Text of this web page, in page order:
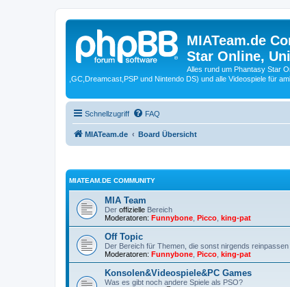
MIATeam.de
Star Online,
Alles rund um Phantasy Star
,GC,Dreamcast,PSP und Nintendo DS) und alle Videospiele für
Schnellzugriff FAQ
MIATeam.de Board Übersicht
MIATEAM.DE COMMUNITY
MIA Team
Der offizielle Bereich
Moderatoren: Funnybone Picco king-pat
Off Topic
Der Bereich für Themen, die sonst nirgends reinpassen
Moderatoren: Funnybone Picco king-pat
Konsolen&Videospiele&PC Games
Was es gibt noch andere Spiele als PSO?